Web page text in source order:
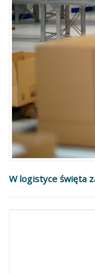
W logistyce święta